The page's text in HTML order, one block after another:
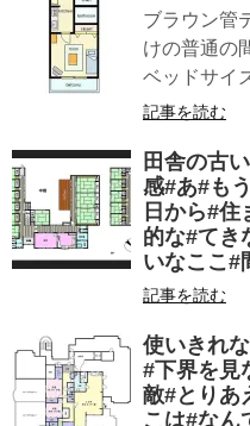
ブラウン管
けの普通の
ベッドサイ
記事を読む
田舎の古
感#あ#も
日から#住
的な#てき
いなここ#
記事を読む
使いきれ
#下界を見
敵#とりあ
こは#なん